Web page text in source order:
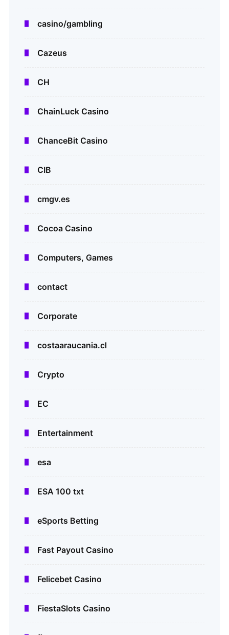
casino/gambling
Cazeus
CH
ChainLuck Casino
ChanceBit Casino
CIB
cmgv.es
Cocoa Casino
Computers, Games
contact
Corporate
costaaraucania.cl
Crypto
EC
Entertainment
esa
ESA 100 txt
eSports Betting
Fast Payout Casino
Felicebet Casino
FiestaSlots Casino